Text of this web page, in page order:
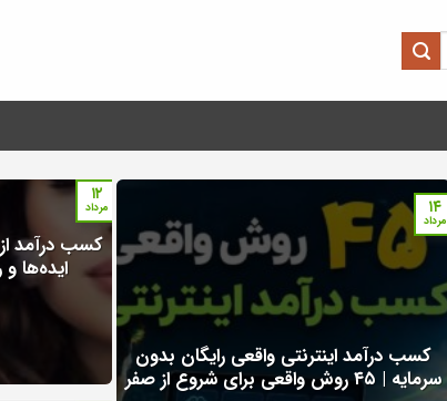
کسب درآمد اینترنتی واقعی رایگان بدون
سرمایه | ۴۵ روش واقعی برای شروع از صفر
۱۴
مرداد
کسب درآمد
ایده‌ها
۱۲
مرداد